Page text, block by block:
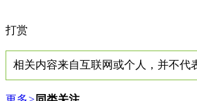
打赏
相关内容来自互联网或个人，并不代